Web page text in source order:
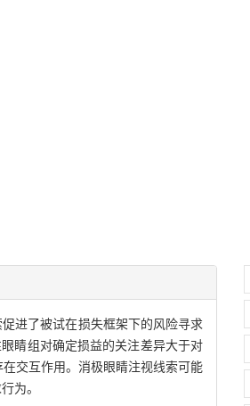
进了被试在损失框架下的风险寻求
睛组对确定损益的关注差异大于对
交互作用。消极眼睛注视线索可能
为。